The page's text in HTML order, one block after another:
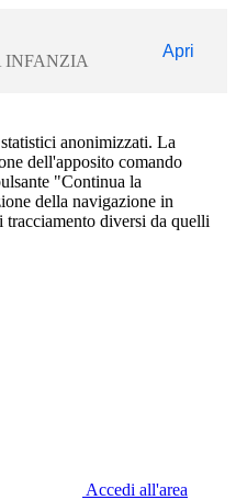
INFANZIA
Apri
anonimizzati. La
dell'apposito comando
"Continua la
della navigazione in
tracciamento diversi da quelli
Accedi all'area